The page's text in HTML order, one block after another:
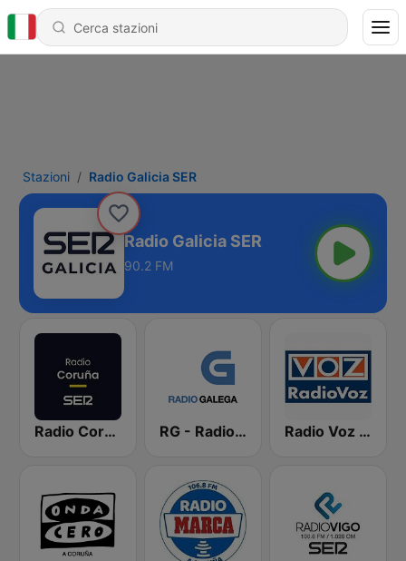
Stazioni Radio Galicia SER
Radio Galicia SER
90.2 FM
Radio Coruña SER RG - Radio Galega Radio Voz Coruña